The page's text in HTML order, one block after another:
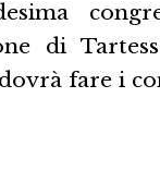
di
fare i